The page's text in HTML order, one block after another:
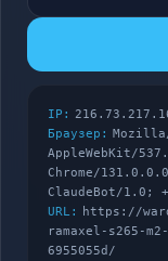
IP:
Браузер:
AppleWebKit/
Chrome/
ClaudeBot/1.0;
URL:
https://
ramaxel-s265-
6955055d/